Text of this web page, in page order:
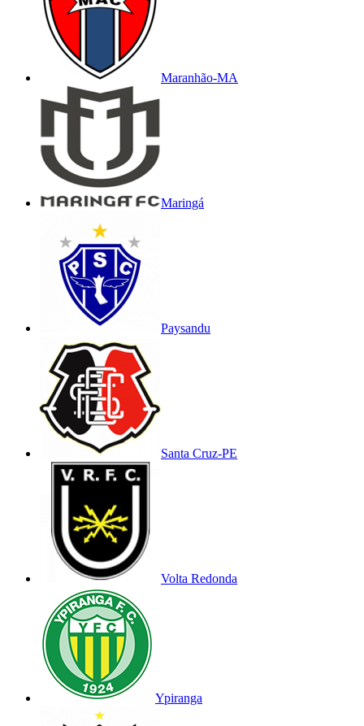
Maranhão-MA
Maringá
Paysandu
Santa Cruz-PE
Volta Redonda
Ypiranga